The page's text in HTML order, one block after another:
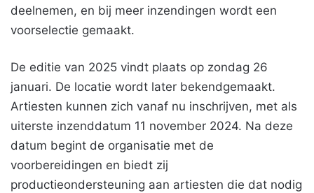
deelnemen, en bij meer inzendingen wordt een
voorselectie gemaakt.
De editie van 2025 vindt plaats op zondag 26
januari. De locatie wordt later bekendgemaakt.
Artiesten kunnen zich vanaf nu inschrijven, met als
uiterste inzenddatum 11 november 2024. Na deze
datum begint de organisatie met de
voorbereidingen en biedt zij
productieondersteuning aan artiesten die dat nodig